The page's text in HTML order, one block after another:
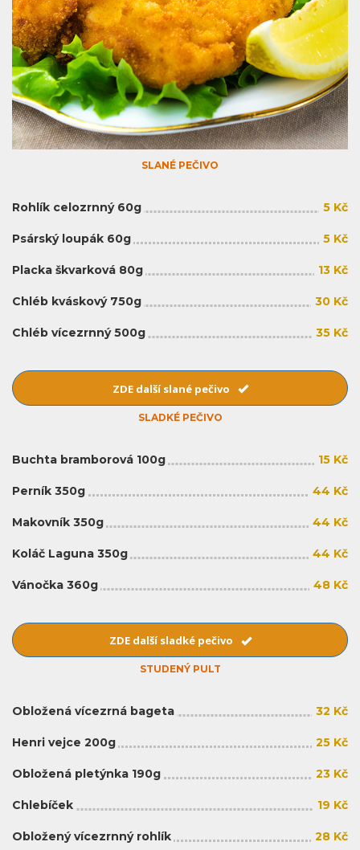
SLANÉ PEČIVO
Rohlík celozrnný 60g 5 Kč
Psárský loupák 60g 5 Kč
Placka škvarková 80g 13 Kč
Chléb kváskový 750g 30 Kč
Chléb vícezrnný 500g 35 Kč
ZDE další slané pečivo
SLADKÉ PEČIVO
Buchta bramborová 100g 15 Kč
Perník 350g 44 Kč
Makovník 350g 44 Kč
Koláč Laguna 350g 44 Kč
Vánočka 360g 48 Kč
ZDE další sladké pečivo
STUDENÝ PULT
Obložená vícezrná bageta 32 Kč
Henri vejce 200g 25 Kč
Obložená pletýnka 190g 23 Kč
Chlebíček 19 Kč
Obložený vícezrnný rohlík 28 Kč